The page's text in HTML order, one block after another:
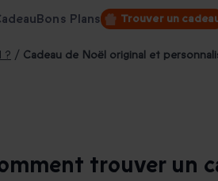
Bons Plans Trouver un
? / Cadeau de Noël original et
trouver un